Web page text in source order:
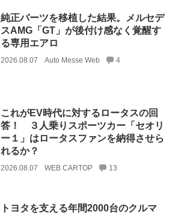
純正パーツを移植した結果。メルセデ
スAMG「GT」が後付け感なく覚醒す
る専用エアロ
2026.08.07 Auto Messe Web 4
これがEV時代に対するロータスの回
答！ ３人乗りスポーツカー「セオリ
ー１」はロータスファンを納得させら
れるか？
2026.08.07 WEB CARTOP 13
トヨタを支える年間2000台のクルマ